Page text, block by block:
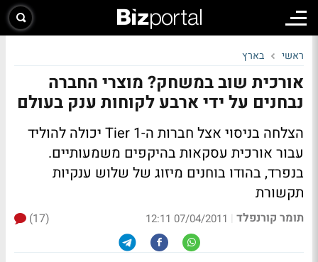
ראשי בארץ
אורכית שוב במשחק? מוצרי החברה
נבחנים על ידי ארבע לקוחות ענק בעולם
הצלחה בניסוי אצל חברות ה-Tier 1 יכולה להוליד
עבור אורכית עסקאות בהיקפים משמעותיים.
בנפרד, בהודו בוחנים מיזוג של שלוש ענקיות
תקשורת
תומר קורנפלד |
07/04/2011 12:11
(17)